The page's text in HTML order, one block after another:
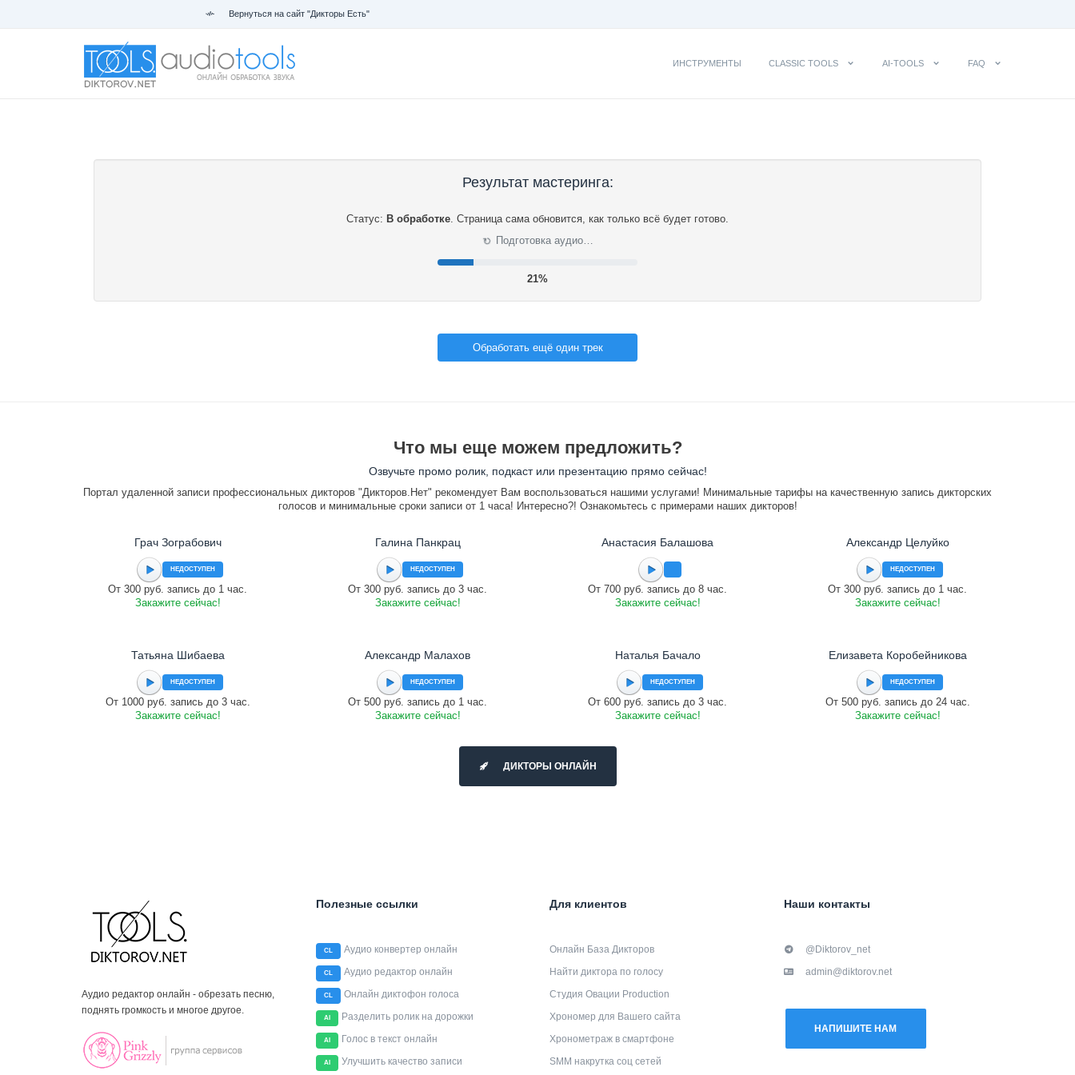
Вернуться на сайт "Дикторы Есть"
ИНСТРУМЕНТЫ CLASSIC TOOLS AI-TOOLS FAQ
Результат мастеринга:
Статус: В обработке. Страница сама обновится, как только всё будет готово.
⟳ Подготовка аудио…
21%
Обработать ещё один трек
Что мы еще можем предложить?
Озвучьте промо ролик, подкаст или презентацию прямо сейчас!
Портал удаленной записи профессиональных дикторов "Дикторов.Нет" рекомендует Вам воспользоваться нашими услугами! Минимальные тарифы на качественную запись дикторских
голосов и минимальные сроки записи от 1 часа! Интересно?! Ознакомьтесь с примерами наших дикторов!
Грач Зограбович
НЕДОСТУПЕН
От 300 руб. запись до 1 час.
Закажите сейчас!
Галина Панкрац
НЕДОСТУПЕН
От 300 руб. запись до 3 час.
Закажите сейчас!
Анастасия Балашова
От 700 руб. запись до 8 час.
Закажите сейчас!
Александр Целуйко
НЕДОСТУПЕН
От 300 руб. запись до 1 час.
Закажите сейчас!
Татьяна Шибаева
НЕДОСТУПЕН
От 1000 руб. запись до 3 час.
Закажите сейчас!
Александр Малахов
НЕДОСТУПЕН
От 500 руб. запись до 1 час.
Закажите сейчас!
Наталья Бачало
НЕДОСТУПЕН
От 600 руб. запись до 3 час.
Закажите сейчас!
Елизавета Коробейникова
НЕДОСТУПЕН
От 500 руб. запись до 24 час.
Закажите сейчас!
ДИКТОРЫ ОНЛАЙН
Аудио редактор онлайн - обрезать песню,
поднять громкость и многое другое.
Полезные ссылки
CL Аудио конвертер онлайн
CL Аудио редактор онлайн
CL Онлайн диктофон голоса
AI Разделить ролик на дорожки
AI Голос в текст онлайн
AI Улучшить качество записи
Для клиентов
Онлайн База Дикторов
Найти диктора по голосу
Студия Овации Production
Хрономер для Вашего сайта
Хронометраж в смартфоне
SMM накрутка соц сетей
Наши контакты
@Diktorov_net
admin@diktorov.net
НАПИШИТЕ НАМ